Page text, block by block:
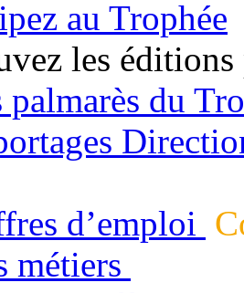
au Trophée
les éditions
palmarès du
d’emploi
métiers